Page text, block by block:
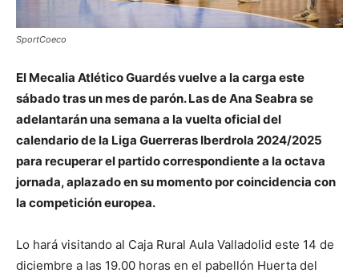
SportCoeco
El Mecalia Atlético Guardés vuelve a la carga este
sábado tras un mes de parón. Las de Ana Seabra se
adelantarán una semana a la vuelta oficial del
calendario de la Liga Guerreras Iberdrola 2024/2025
para recuperar el partido correspondiente a la octava
jornada, aplazado en su momento por coincidencia con
la competición europea.
Lo hará visitando al Caja Rural Aula Valladolid este 14 de
diciembre a las 19.00 horas en el pabellón Huerta del